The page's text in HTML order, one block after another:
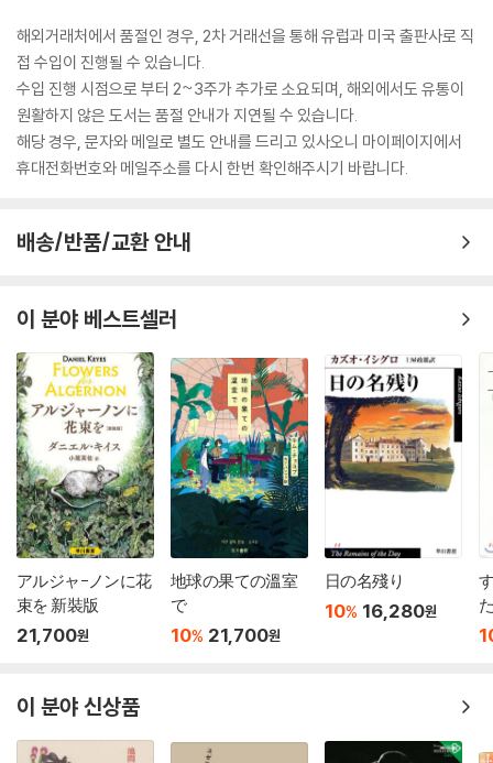
해외거래처에서 품절인 경우, 2차 거래선을 통해 유럽과 미국 출판사로 직
접 수입이 진행될 수 있습니다.
수입 진행 시점으로 부터 2~3주가 추가로 소요되며, 해외에서도 유통이
원활하지 않은 도서는 품절 안내가 지연될 수 있습니다.
해당 경우, 문자와 메일로 별도 안내를 드리고 있사오니 마이페이지에서
휴대전화번호와 메일주소를 다시 한번 확인해주시기 바랍니다.
배송/반품/교환 안내
이 분야 베스트셀러
アルジャ-ノンに花
束を 新裝版
21,700원
地球の果ての溫室
で
10% 21,700원
日の名殘り
10% 16,280원
이 분야 신상품